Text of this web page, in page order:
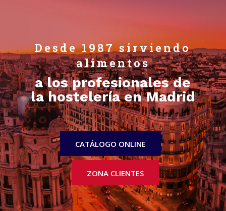
Desde 1987 sirviendo
alimentos
a los profesionales de
la hostelería en Madrid
CATÁLOGO ONLINE
ZONA CLIENTES